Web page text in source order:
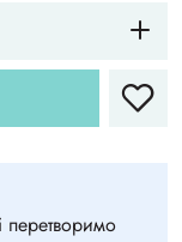
i перетворимо